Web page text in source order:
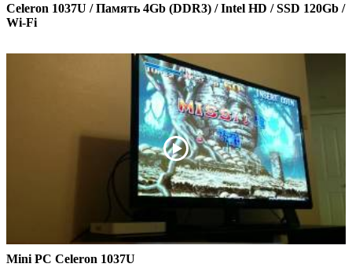
Celeron 1037U / Память 4Gb (DDR3) / Intel HD / SSD 120Gb /
Wi-Fi
Mini PC Celeron 1037U